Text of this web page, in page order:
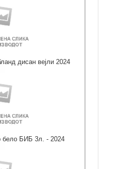
дисан вејли 2024
бело БИБ 3л. - 2024